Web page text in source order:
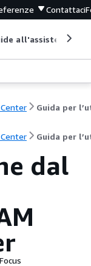
Contattaci
all'assistenza
Guida per
dal